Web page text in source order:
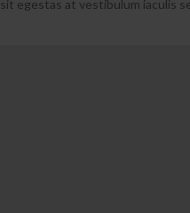
sit egestas at vestibulum iaculis